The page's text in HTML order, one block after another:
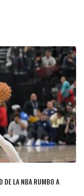
DE LA NBA RUMBO A